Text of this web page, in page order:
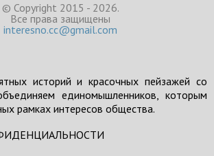
© Copyright 2015 - 2026.
Все права защищены
interesno.cc@gmail.com
историй и красочных пейзажей со
единомышленников, которым
рамках интересов общества.